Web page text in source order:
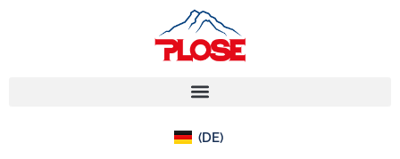
(DE)
(IT)
(EN)